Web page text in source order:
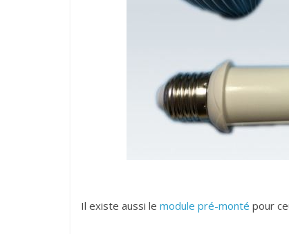
Il existe aussi le module pré-monté pour